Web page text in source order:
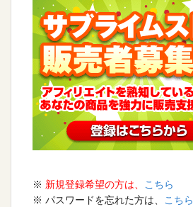
※ 新規登録希望の方は、
こちら
※ パスワードを忘れた方は、
こちら